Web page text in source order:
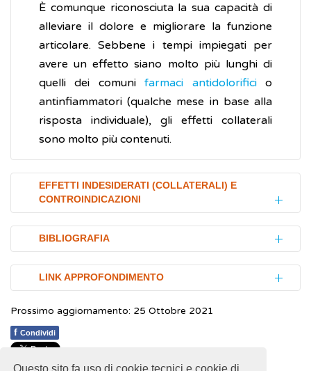
Questo sito fa uso di cookie tecnici e cookie di
È comunque riconosciuta la sua capacità di
alleviare il dolore e migliorare la funzione
articolare. Sebbene i tempi impiegati per
avere un effetto siano molto più lunghi di
quelli dei comunifarmaci antidolorificio
antinfiammatori (qualche mese in base alla
risposta individuale), gli effetti collaterali
sono molto più contenuti.
EFFETTI INDESIDERATI (COLLATERALI) E
CONTROINDICAZIONI
Se presa nelle quantità raccomandate, la
glucosamina solfato è ben tollerata.
Gli effetti indesiderati (effetti collaterali)
riportati sono molto rari, tuttavia, l'uso orale
di glucosamina solfato può causare nausea,
bruciore di stomaco,
sonnolenza, reazioni cutanee, mal di testa
BIBLIOGRAFIA
EFSA Panel on Dietetic Products, Nutrition
and Allergies (NDA).Scientific Opinion on
the substantiation of a health claim related
to glucosamine and maintenance of normal
joint cartilage pursuant to Article 13(5) of
LINK APPROFONDIMENTO
Mayo Clinic.Glucosamine(Inglese)
National Institutes of Health (NIH). National
Center for Complementary and Integrative
Prossimo aggiornamento: 25 Ottobre 2021
f Condividi